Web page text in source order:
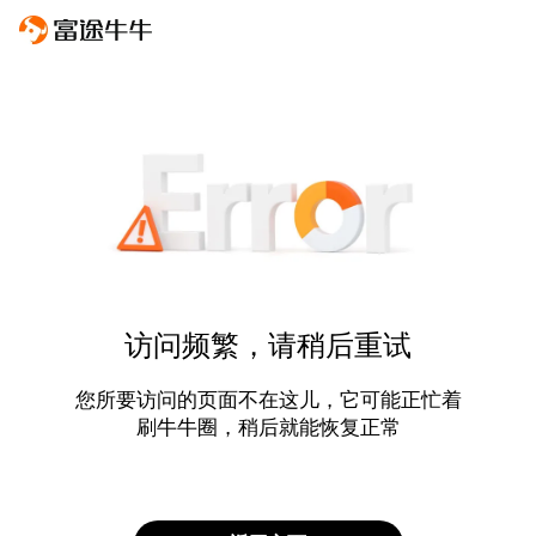
访问频繁，请稍后重试
您所要访问的页面不在这儿，它可能正忙着
刷牛牛圈，稍后就能恢复正常